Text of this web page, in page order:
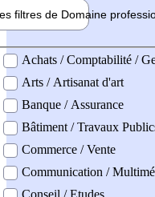
filtres de Domaine pro
professionel
Achats / Comptabilité /
Arts / Artisanat d'art
Banque / Assurance
Bâtiment / Travaux
Commerce / Vente
Communication /
Conseil / Etudes